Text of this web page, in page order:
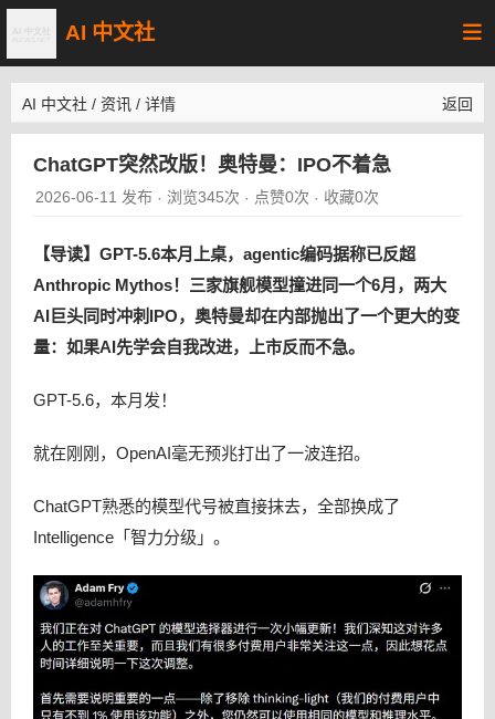
AI 中文社
AI 中文社 / 资讯 / 详情 返回
ChatGPT突然改版！奥特曼：IPO不着急
2026-06-11 发布 · 浏览345次 · 点赞0次 · 收藏0次
【导读】GPT-5.6本月上桌，agentic编码据称已反超
Anthropic Mythos！三家旗舰模型撞进同一个6月，两大
AI巨头同时冲刺IPO，奥特曼却在内部抛出了一个更大的变
量：如果AI先学会自我改进，上市反而不急。
GPT-5.6，本月发！
就在刚刚，OpenAI毫无预兆打出了一波连招。
ChatGPT熟悉的模型代号被直接抹去，全部换成了
Intelligence「智力分级」。